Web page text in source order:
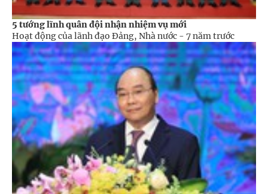
5 tướng lĩnh quân đội nhận nhiệm vụ mới
Hoạt động của lãnh đạo Đảng, Nhà nước - 7 năm trước